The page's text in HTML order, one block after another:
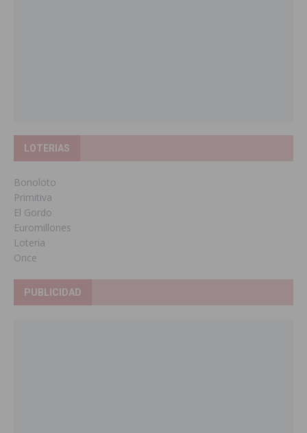
LOTERIAS
Bonoloto
Primitiva
El Gordo
Euromillones
Loteria
Once
PUBLICIDAD